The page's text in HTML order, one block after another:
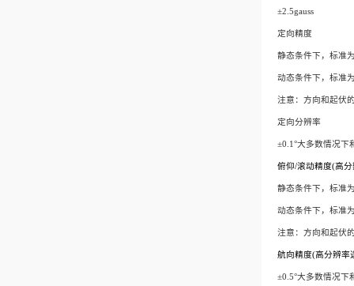
±2.5gauss
定向精度
静态条件下，标准
动态条件下，标准
注意：方向和起伏
定向分辨率
±0.1°大多数情况下
俯仰/滚动精度(高分
静态条件下，标准
动态条件下，标准
注意：方向和起伏
航向精度(高分辨率
±0.5°大多数情况下